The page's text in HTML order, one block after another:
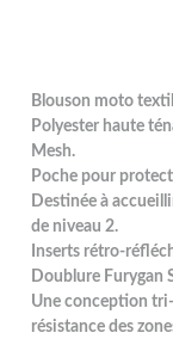
Blouson moto
Polyester haute
Mesh.
Poche pour
Destinée à
de niveau 2.
Inserts rétro-
Doublure Furygan
Une conception
résistance des